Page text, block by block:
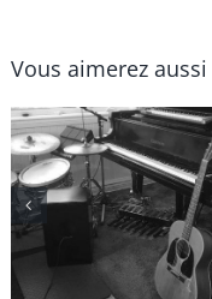
Vous aimerez aussi
Jean-
François
Groulx
solos/duos